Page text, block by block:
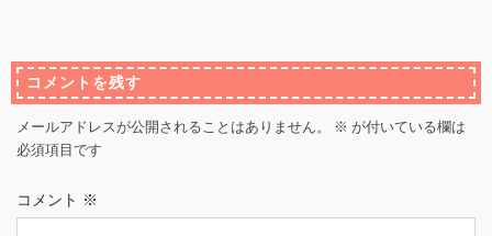
コメントを残す
メールアドレスが公開されることはありません。 ※ が付いている欄は
必須項目です
コメント ※